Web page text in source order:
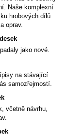
Naše komplexní
hrobových dílů
oprav.
jako nové.
na stávající
samozřejmostí.
včetně návrhu,